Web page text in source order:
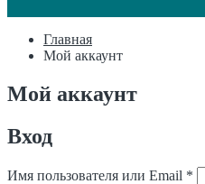
Главная
Мой аккаунт
Мой аккаунт
Вход
Имя пользователя или Email *